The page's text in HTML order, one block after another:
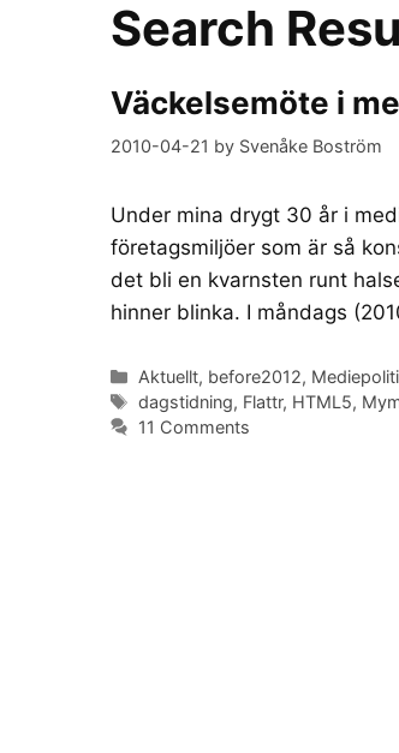
Search
Väckelsemöte i
2010-04-21 by Svenåke Boström
Under mina drygt 30 år i
företagsmiljöer som är så
det bli en kvarnsten runt
hinner blinka. I måndags
Categories
Aktuellt, before2012,
Tags
dagstidning, Flattr, HTML5,
11 Comments